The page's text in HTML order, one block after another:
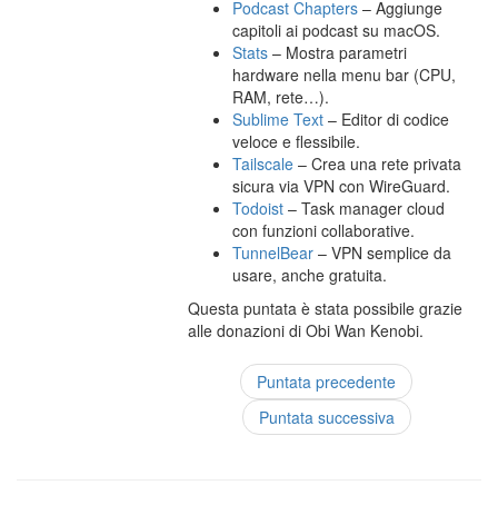
Podcast Chapters – Aggiunge
capitoli ai podcast su macOS.
Stats – Mostra parametri
hardware nella menu bar (CPU,
RAM, rete…).
Sublime Text – Editor di codice
veloce e flessibile.
Tailscale – Crea una rete privata
sicura via VPN con WireGuard.
Todoist – Task manager cloud
con funzioni collaborative.
TunnelBear – VPN semplice da
usare, anche gratuita.
Questa puntata è stata possibile grazie
alle donazioni di Obi Wan Kenobi.
Puntata precedente
Puntata successiva